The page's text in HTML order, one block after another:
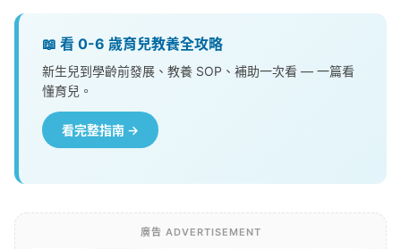
📖 看 0-6 歲育兒教養全攻略
新生兒到學齡前發展、教養 SOP、補助一次看 — 一篇看
懂育兒。
看完整指南 →
廣告 ADVERTISEMENT